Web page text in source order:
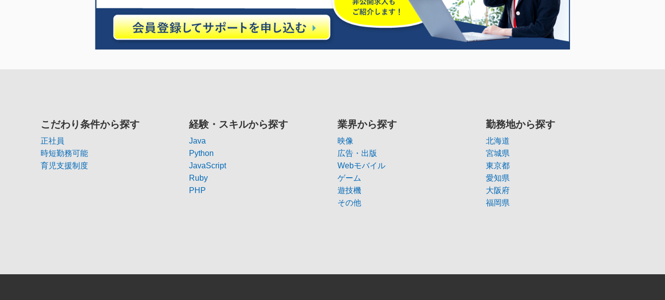
こだわり条件から探す
正社員
時短勤務可能
育児支援制度
経験・スキルから探す
Java
Python
JavaScript
Ruby
PHP
業界から探す
映像
広告・出版
Webモバイル
ゲーム
遊技機
その他
勤務地から探す
北海道
宮城県
東京都
愛知県
大阪府
福岡県